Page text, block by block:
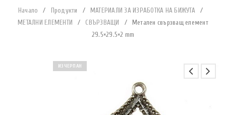
Начало / Продукти / МАТЕРИАЛИ ЗА ИЗРАБОТКА НА БИЖУТА
/
МЕТАЛНИ ЕЛЕМЕНТИ
/ СВЪРЗВАЩИ /
Метален свързващ елемент
29.5×29.5×2 mm
ИЗЧЕРПАН